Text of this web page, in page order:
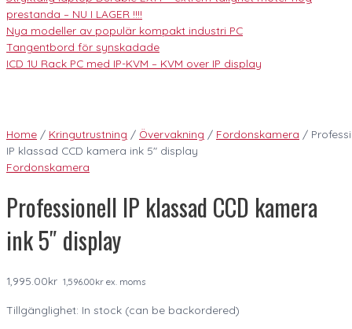
prestanda – NU I LAGER !!!!
Nya modeller av populär kompakt industri PC
Tangentbord för synskadade
ICD 1U Rack PC med IP-KVM – KVM over IP display
Home / Kringutrustning / Övervakning / Fordonskamera /
IP klassad CCD kamera ink 5″ display
Fordonskamera
Professionell IP klassad CCD kamera
ink 5″ display
1,995.00kr 1,596.00kr ex. moms
Tillgänglighet: In stock (can be backordered)